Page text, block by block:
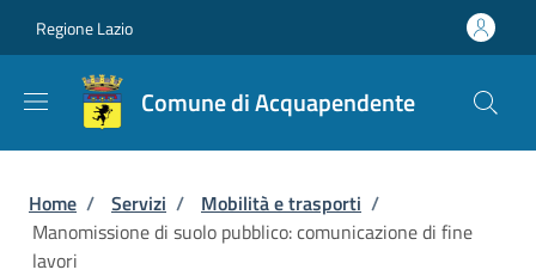
Regione Lazio
Comune di Acquapendente
Briciole di pane
Home / Servizi / Mobilità e trasporti /
Manomissione di suolo pubblico: comunicazione di fine
lavori